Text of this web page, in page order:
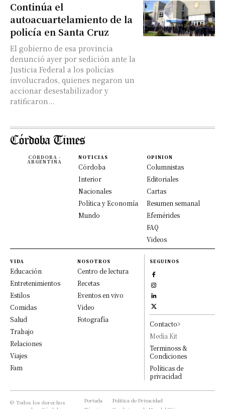
Continúa el
autoacuartelamiento de la
policía en Santa Cruz
El gobierno de esa provincia
denunció ayer por sedición ante la
Justicia Federal a los policías
involucrados, quienes negaron un
accionar desestabilizador y
ratificaron...
CÓRDOBA -
ARGENTINA
NOTICIAS
Córdoba
Interior
Nacionales
Política y Economía
Mundo
OPINION
Columnistas
Editoriales
Cartas
Resumen semanal
Efemérides
FAQ
Videos
VIDA
Educación
Entretenimientos
Estilos
Comidas
Salud
Trabajo
Relaciones
Viajes
Fam
NOSOTROS
Centro de lectura
Recetas
Eventos en vivo
Video
Fotografía
SEGUINOS
Contacto>
Media Kit
Terminoss &
Condiciones
Políticas de
privacidad
© Todos los derechos
Portada
Política de Privacidad